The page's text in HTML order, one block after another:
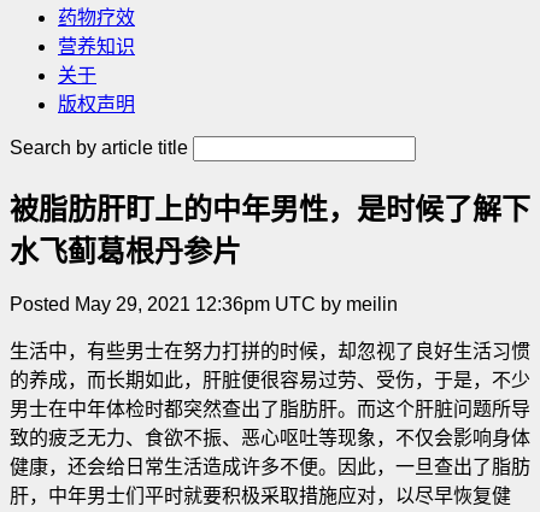
药物疗效
营养知识
关于
版权声明
Search by article title
被脂肪肝盯上的中年男性，是时候了解下
水飞蓟葛根丹参片
Posted May 29, 2021 12:36pm UTC by meilin
生活中，有些男士在努力打拼的时候，却忽视了良好生活习惯
的养成，而长期如此，肝脏便很容易过劳、受伤，于是，不少
男士在中年体检时都突然查出了脂肪肝。而这个肝脏问题所导
致的疲乏无力、食欲不振、恶心呕吐等现象，不仅会影响身体
健康，还会给日常生活造成许多不便。因此，一旦查出了脂肪
肝，中年男士们平时就要积极采取措施应对，以尽早恢复健